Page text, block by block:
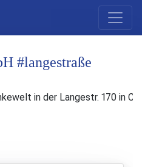
#langestraße
in der Langestr. 170 in